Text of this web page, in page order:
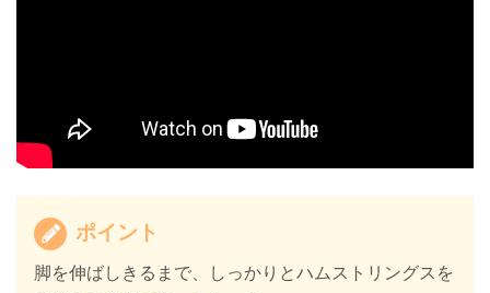
ポイント
脚を伸ばしきるまで、しっかりとハムストリングスを